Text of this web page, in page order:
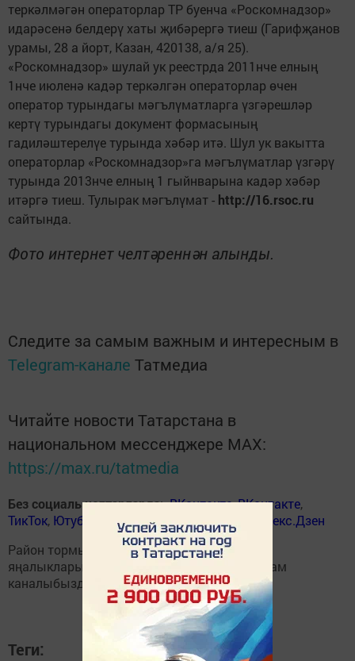
теркәлмәгән операторлар ТР буенча «Роскомнадзор»
идарәсенә белдерү хаты җибәрергә тиеш (Гарифҗанов
урамы, 28 а йорт, Казан, 420138, а/я 25).
«Роскомнадзор» шулай ук реестрда 2011нче елның
1нче июленә кадәр теркәлгән операторлар өчен
оператор турындагы мәгълүматларга үзгәрешләр
кертү турындагы документ формасының
гадиләштерелүе турында хәбәр итә. Шул ук вакытта
операторлар «Роскомнадзор»га мәгълүматлар үзгәрү
турында 2013нче елның 1 гыйнварына кадәр хәбәр
итәргә тиеш. Тулырак мәгълүмат - http://16.rsoc.ru
сайтында.
Фото интернет челтәреннән алынды.
Следите за самым важным и интересным в
Telegram-канале Татмедиа
Читайте новости Татарстана в
национальном мессенджере MАХ:
https://max.ru/tatmedia
Без социаль челтәрләрдә:ВКонтакте,ВКонтакте,
ТикТок, Ютуб Одноклассники
Яндекс.Дзен
Район тормышына кагылышлы иң мөһим
яңалыкларыбызны
телеграм
каналыбызда да укыгыз.
Теги: